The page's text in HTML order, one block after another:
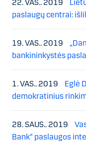
22. VAS.. 2019
paslaugų centrai:
19. VAS.. 2019
bankininkystės
1. VAS.. 2019
Eglė
demokratinius
28. SAUS.. 2019
Bank“ paslaugos